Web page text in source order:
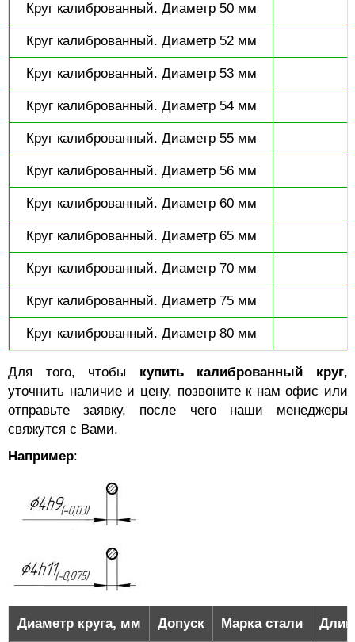
Круг калиброванный. Диаметр 50 мм
Круг калиброванный. Диаметр 52 мм
Круг калиброванный. Диаметр 53 мм
Круг калиброванный. Диаметр 54 мм
Круг калиброванный. Диаметр 55 мм
Круг калиброванный. Диаметр 56 мм
Круг калиброванный. Диаметр 60 мм
Круг калиброванный. Диаметр 65 мм
Круг калиброванный. Диаметр 70 мм
Круг калиброванный. Диаметр 75 мм
Круг калиброванный. Диаметр 80 мм
Для того, чтобы купить калиброванный круг,
уточнить наличие и цену, позвоните к нам офис или
отправьте заявку, после чего наши менеджеры
свяжутся с Вами.
Например:
Диаметр круга, мм Допуск Марка стали